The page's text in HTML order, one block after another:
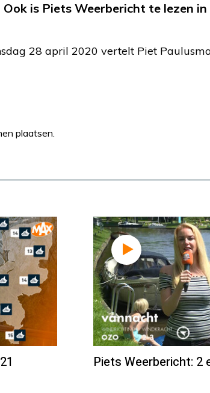
Ook is Piets Weerbericht te lezen
28 april 2020 vertelt Piet
plaatsen.
Piets Weerbericht: 2